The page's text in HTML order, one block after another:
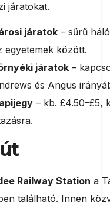
járatokat.
járatok – sűrű
egyetemek között.
járatok –
és Angus
– kb. £4.50–£5,
Railway Station a
található. Innen